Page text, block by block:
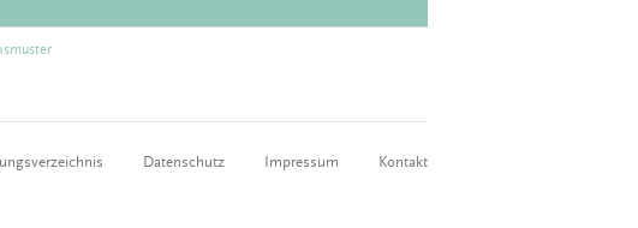
Datenschutz Impressum Kontakt